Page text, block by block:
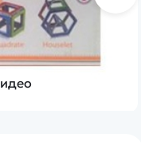
с вами